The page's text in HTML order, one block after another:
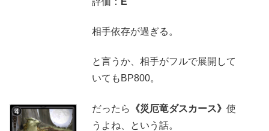
相手依存が過ぎる。
と言うか、相手がフルで展開して
いてもBP800。
だったら 《災厄竜ダスカース》 使
うよね、という話。